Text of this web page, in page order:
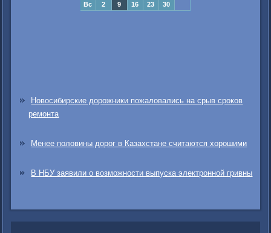
Вс
2 9 16 23 30
Новосибирские дорожники пожаловались на срыв сроков
ремонта
Менее половины дорог в Казахстане считаются хорошими
В НБУ заявили о возможности выпуска электронной гривны